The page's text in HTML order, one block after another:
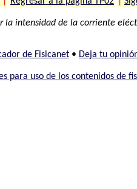
la intensidad de la corriente
de Fisicanet• Deja tu
para uso de los contenidos de